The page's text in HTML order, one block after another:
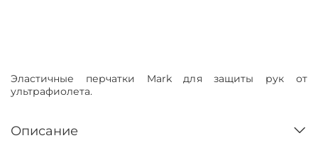
Эластичные перчатки Mark для защиты рук от
ультрафиолета.
Описание